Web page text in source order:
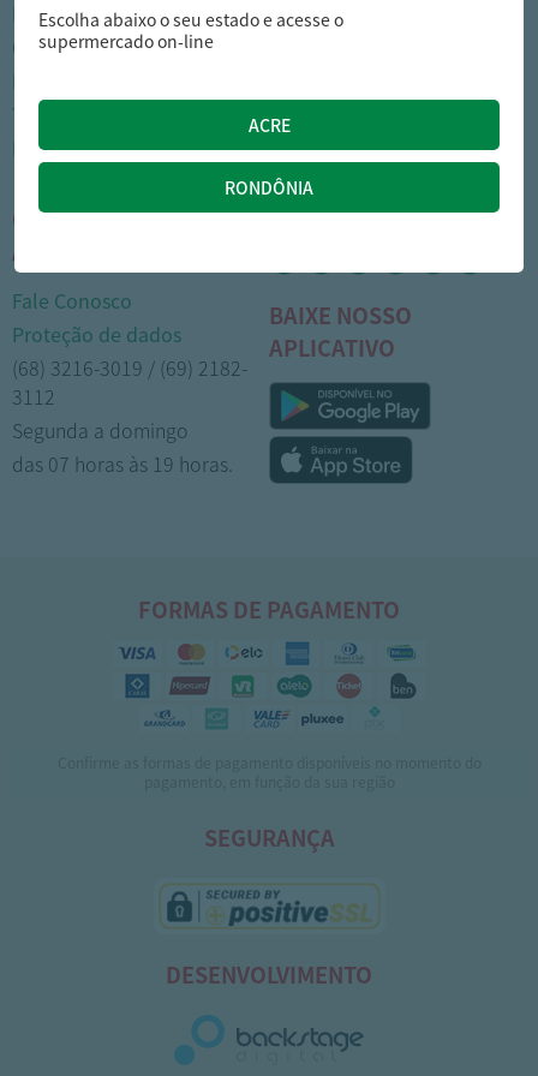
Nossas lojas
Cartão Arasuper
Trabalhe Conosco
Portal do colaborador
Como comprar
Trocas e devoluções
Formas de pagamento
CENTRAL DE
ATENDIMENTO
Fale Conosco
Proteção de dados
(68) 3216-3019 / (69) 2182-
3112
Segunda a domingo
das 07 horas às 19 horas.
MÍDIAS SOCIAIS
BAIXE NOSSO
APLICATIVO
FORMAS DE PAGAMENTO
SEGURANÇA
DESENVOLVIMENTO
Escolha abaixo o seu estado e acesse o
supermercado on-line